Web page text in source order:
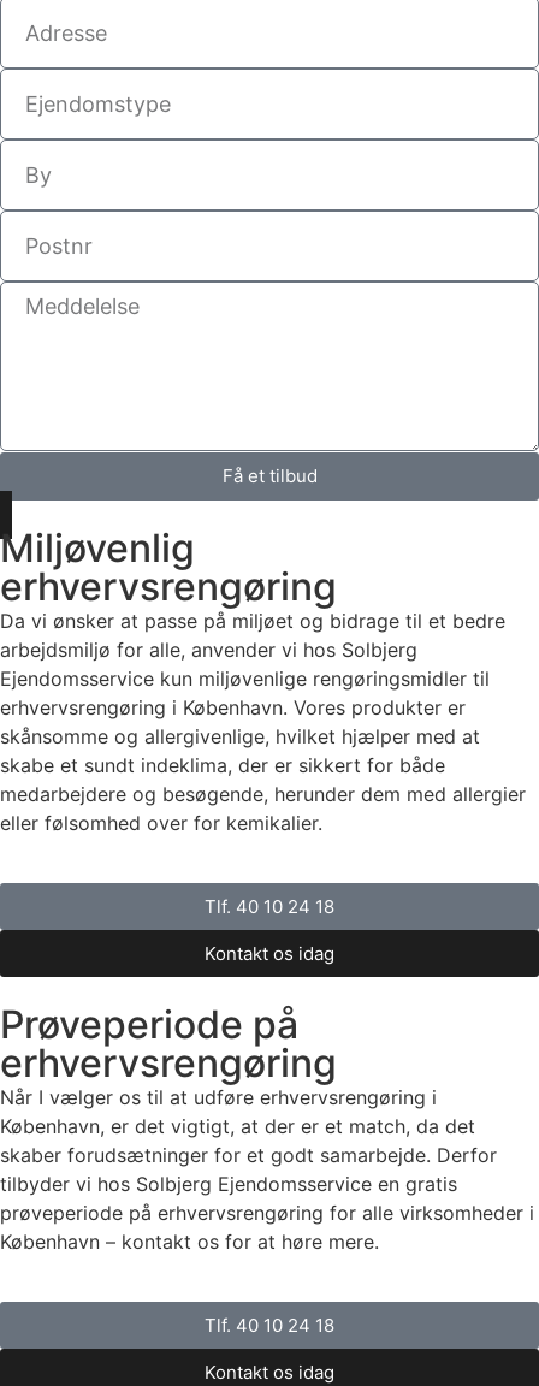
Få et tilbud
Miljøvenlig
erhvervsrengøring
Da vi ønsker at passe på miljøet og bidrage til et bedre
arbejdsmiljø for alle, anvender vi hos Solbjerg
Ejendomsservice kun miljøvenlige rengøringsmidler til
erhvervsrengøring i København. Vores produkter er
skånsomme og allergivenlige, hvilket hjælper med at
skabe et sundt indeklima, der er sikkert for både
medarbejdere og besøgende, herunder dem med allergier
eller følsomhed over for kemikalier.
Tlf. 40 10 24 18
Kontakt os idag
Prøveperiode på
erhvervsrengøring
Når I vælger os til at udføre erhvervsrengøring i
København, er det vigtigt, at der er et match, da det
skaber forudsætninger for et godt samarbejde. Derfor
tilbyder vi hos Solbjerg Ejendomsservice en gratis
prøveperiode på erhvervsrengøring for alle virksomheder i
København – kontakt os for at høre mere.
Tlf. 40 10 24 18
Kontakt os idag